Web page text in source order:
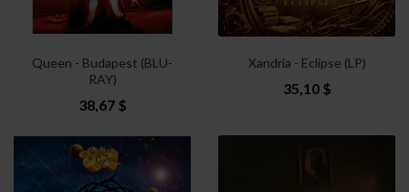
Queen - Budapest (BLU-
RAY)
38,67 $
Xandria - Eclipse (LP)
35,10 $